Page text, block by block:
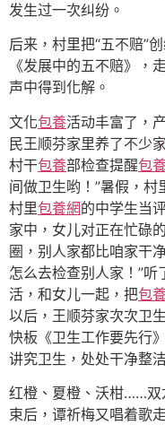
发生过一次纠纷。
后来，村里把“五不赔”
《发展中的五不赔》，
声中得到化解。
文化包養活动丰富了，
民王顺芬家里养了不少家
村干包養部检查提醒包
间做卫生哟！”暑假，
村里包養網的中学生当
家中，女儿对正在忙碌
圈，别人家都比咱家干
怎么去检查别人家！”听
活，和女儿一起，把包
以后，王顺芬家次次卫
快板《卫生工作要先行
讲究卫生，处处干净整
红橙、夏橙、沃柑……双
束后，谭祈梅又唱着歌